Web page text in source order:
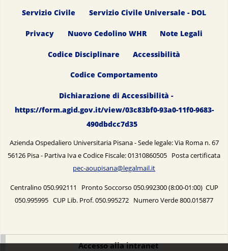
Servizio Civile Servizio Civile Universale - DOL
Privacy Nuovo Cedolino WHR Note Legali
Codice Disciplinare Accessibilità
Codice Comportamento
Dichiarazione di Accessibilità -
https://form.agid.gov.it/view/03c83bf0-93a0-11f0-9683-
490dbdcc7d35
Azienda Ospedaliero Universitaria Pisana - Sede legale: Via Roma n. 67
56126 Pisa - Partiva Iva e Codice Fiscale: 01310860505 Posta certificata
pec-aoupisana@legalmail.it
Centralino 050.992111 Pronto Soccorso 050.992300 (8:00-01:00) CUP
050.995995 CUP Lib. Prof. 050.995272 Numero Verde 800.015877
Accesso alla intranet